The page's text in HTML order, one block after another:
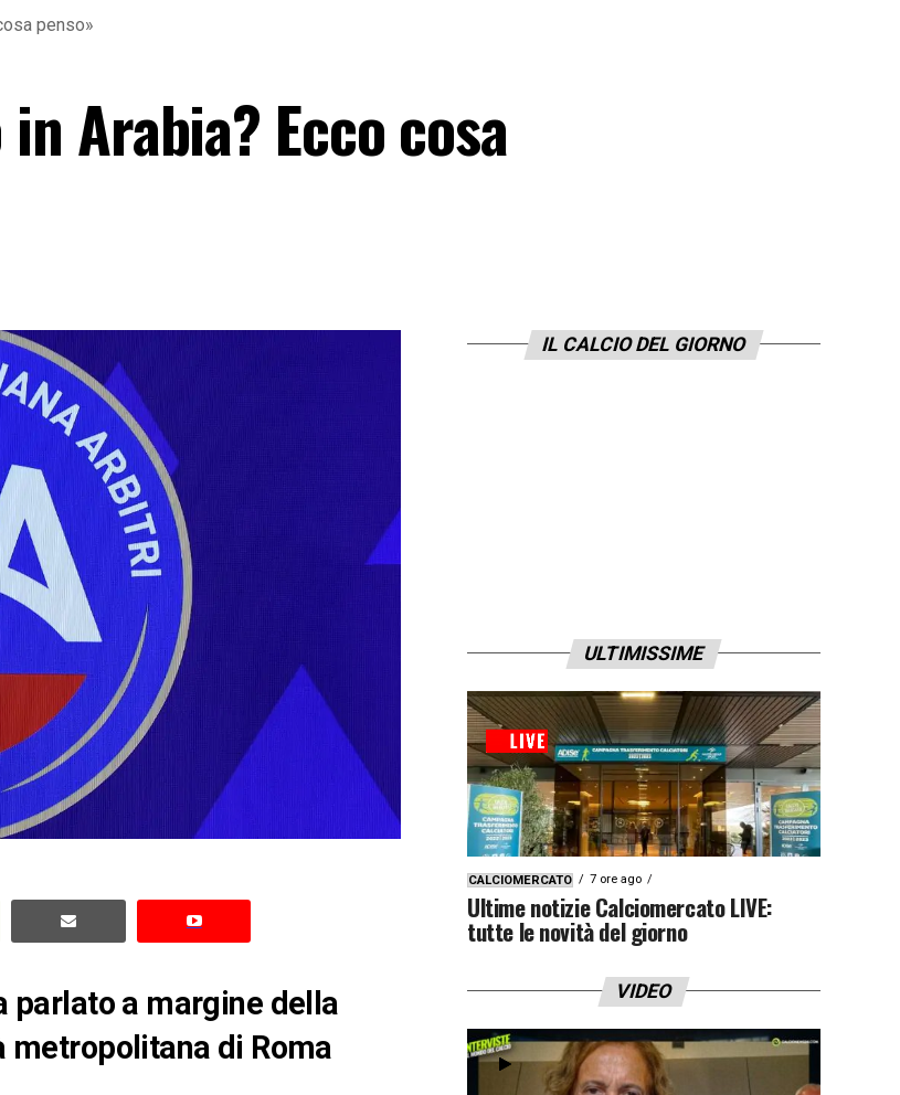
penso»
Arabia? Ecco cosa
parlato a margine della
metropolitana di Roma
IL CALCIO DEL GIORNO
ULTIMISSIME
CALCIOMERCATO 7 ore ago
Ultime notizie Calciomercato LIVE:
tutte le novità del giorno
VIDEO